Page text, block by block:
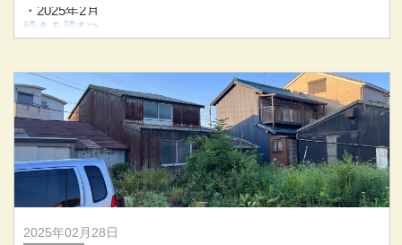
・2025年2月
・三重県桑名市東方
・木造建解体工事
▼解体前▼
▼解体中▼
▼解体後▼
続きを読む>
2025年02月28日